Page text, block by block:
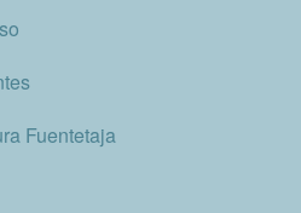
Fuentetaja